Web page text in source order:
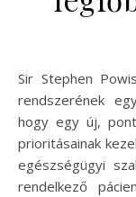
Sir Stephen Powis, az Egyesült Királyság egészségügyi
rendszerének
hogy egy új,
prioritásainak
egészségügyi
rendelkező